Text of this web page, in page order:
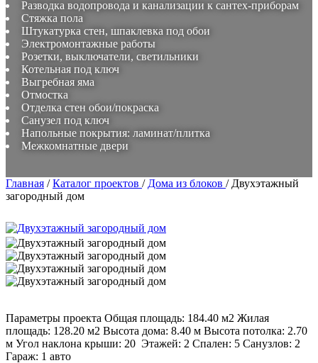
Разводка водопровода и канализации к сантех-приборам
Стяжка пола
Штукатурка стен, шпаклевка под обои
Электромонтажные работы
Розетки, выключатели, светильники
Котельная под ключ
Выгребная яма
Отмостка
Отделка стен обои/покраска
Санузел под ключ
Напольные покрытия: ламинат/плитка
Межкомнатные двери
Главная /Каталог проектов / Дома из блоков / Двухэтажный
загородный дом
Параметры проекта Общая площадь: 184.40 м2 Жилая
площадь: 128.20 м2 Высота дома: 8.40 м Высота потолка: 2.70
м Угол наклона крыши: 20 Этажей: 2 Спален: 5 Санузлов: 2
Гараж: 1 авто